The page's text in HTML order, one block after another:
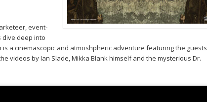
event-
dive deep into
a cinemascopic and atmoshpheric adventure featuring the guests
videos by Ian Slade, Mikka Blank himself and the mysterious Dr.